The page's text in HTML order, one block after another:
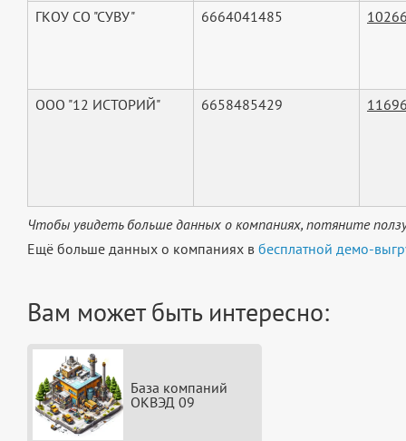
ГКОУ СО "СУВУ" 6664041485
ООО "12 ИСТОРИЙ" 6658485429
Чтобы увидеть больше данных о компаниях, потяните
Ещё больше данных о компаниях в бесплатной демо-
Вам может быть интересно:
База компаний
ОКВЭД 09